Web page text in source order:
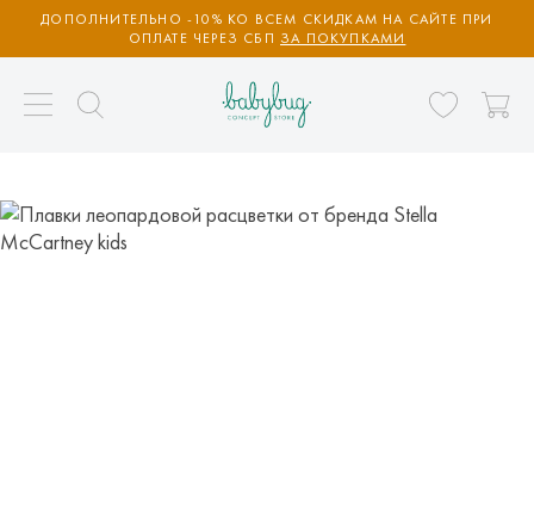
ДОПОЛНИТЕЛЬНО -10% КО ВСЕМ СКИДКАМ НА САЙТЕ ПРИ
ОПЛАТЕ ЧЕРЕЗ СБП ЗА ПОКУПКАМИ